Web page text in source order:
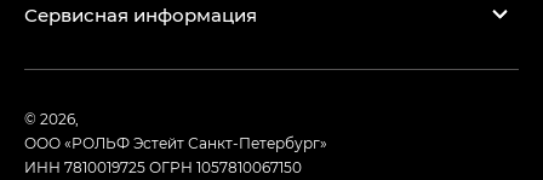
Сервисная информация
© 2026,
ООО «РОЛЬФ Эстейт Санкт-Петербург»
ИНН 7810019725ОГРН 1057810067150